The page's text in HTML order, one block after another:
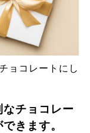
ョコレートにし
チョコレー
きます。